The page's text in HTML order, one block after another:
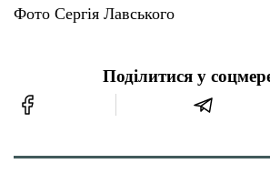
Фото Сергія Лавського
Поділитися у